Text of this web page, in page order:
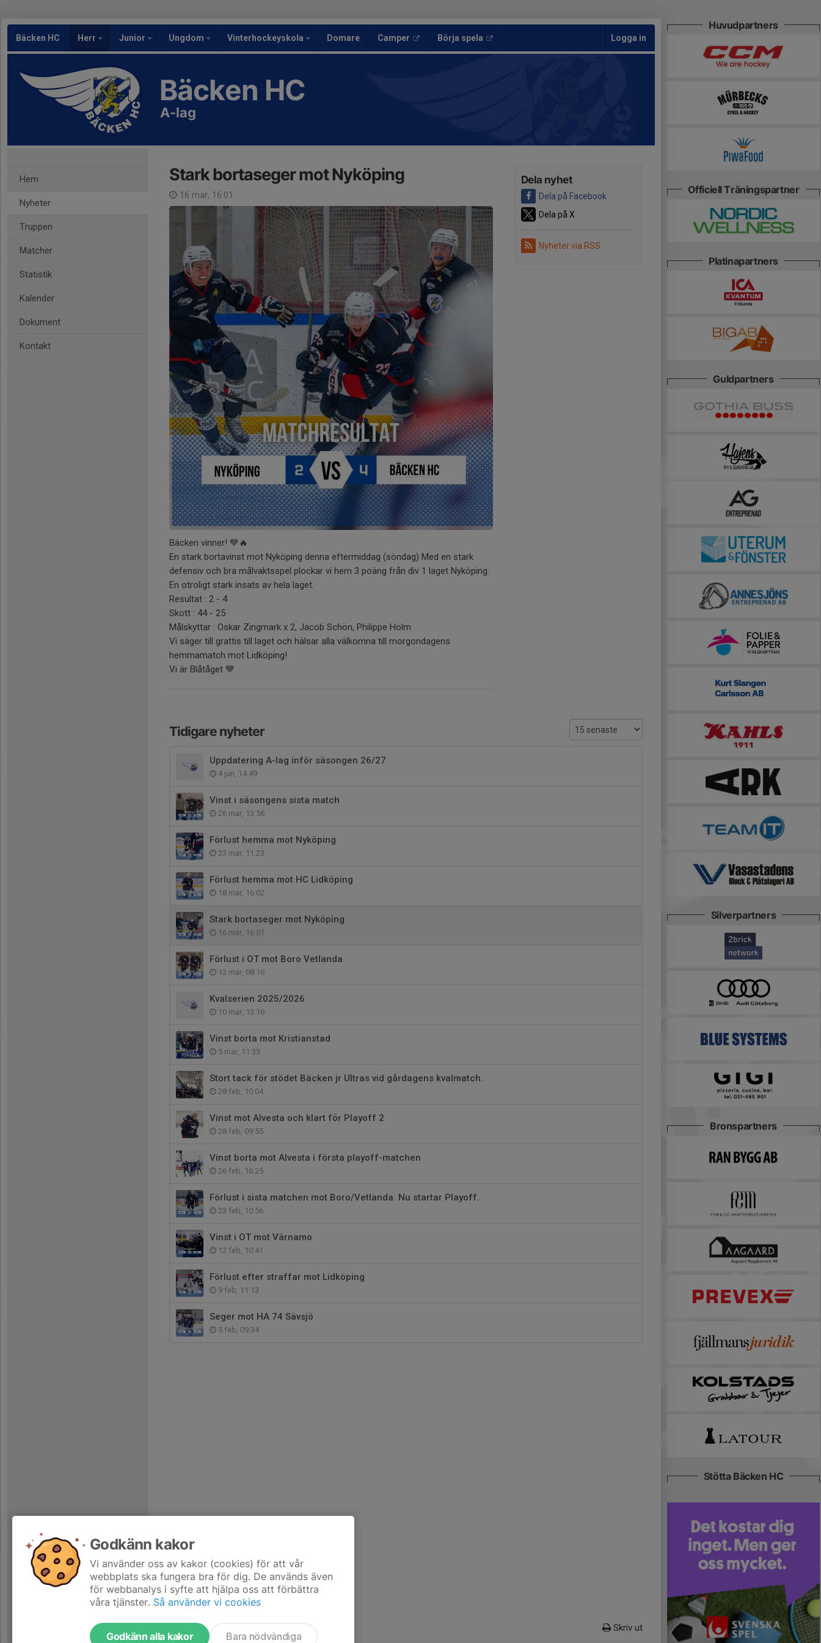
Bäcken HC Herr Junior Ungdom Vinterhockeyskola Domare Camper Börja spela Logga in
Bäcken HC
A-lag
Hem
Nyheter
Truppen
Matcher
Statistik
Kalender
Dokument
Kontakt
Dela nyhet
Dela på Facebook
Dela på X
Nyheter via RSS
Stark bortaseger mot Nyköping
16 mar, 16:01
Bäcken vinner! 💙🔥
En stark bortavinst mot Nyköping denna eftermiddag (söndag) Med en stark
defensiv och bra målvaktsspel plockar vi hem 3 poäng från div 1 laget Nyköping.
En otroligt stark insats av hela laget.
Resultat : 2 - 4
Skott : 44 - 25
Målskyttar : Oskar Zingmark x 2, Jacob Schön, Philippe Holm
Vi säger till grattis till laget och hälsar alla välkomna till morgondagens
hemmamatch mot Lidköping!
Vi är Blåtåget 💙
Tidigare nyheter
Uppdatering A-lag inför säsongen 26/27
4 jun, 14:49
Vinst i säsongens sista match
26 mar, 13:56
Förlust hemma mot Nyköping
23 mar, 11:23
Förlust hemma mot HC Lidköping
18 mar, 16:02
Stark bortaseger mot Nyköping
16 mar, 16:01
Förlust i OT mot Boro Vetlanda
13 mar, 08:16
Kvalserien 2025/2026
10 mar, 13:16
Vinst borta mot Kristianstad
5 mar, 11:33
Stort tack för stödet Bäcken jr Ultras vid gårdagens kvalmatch.
28 feb, 10:04
Vinst mot Alvesta och klart för Playoff 2
28 feb, 09:55
Vinst borta mot Alvesta i första playoff-matchen
26 feb, 16:25
Förlust i sista matchen mot Boro/Vetlanda. Nu startar Playoff.
23 feb, 10:56
Vinst i OT mot Värnamo
12 feb, 10:41
Förlust efter straffar mot Lidköping
9 feb, 11:13
Seger mot HA 74 Sävsjö
5 feb, 09:34
Skriv ut
Huvudpartners
Officiell Träningspartner
Platinapartners
Guldpartners
Silverpartners
Bronspartners
Stötta Bäcken HC
Godkänn kakor
Vi använder oss av kakor (cookies) för att vår
webbplats ska fungera bra för dig. De används även
för webbanalys i syfte att hjälpa oss att förbättra
våra tjänster. Så använder vi cookies
Godkänn alla kakor Bara nödvändiga